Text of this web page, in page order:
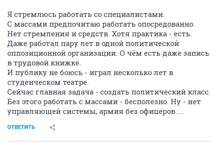
Я стремлюсь работать со специалистами.
С массами предпочитаю работать опосредованно.
Нет стремления и средств. Хотя практика - есть.
Даже работал пару лет в одной политической
оппозиционной организации. О чём есть даже запись
в трудовой книжке.
И публику не боюсь - играл несколько лет в
студенческом театре.
Сейчас главная задача - создать политический класс.
Без этого работать с массами - бесполезно. Ну - нет
управляющей системы, армия без офицеров....
ОТВЕТИТЬ